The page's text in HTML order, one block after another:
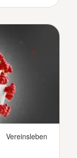
Vereinsleben